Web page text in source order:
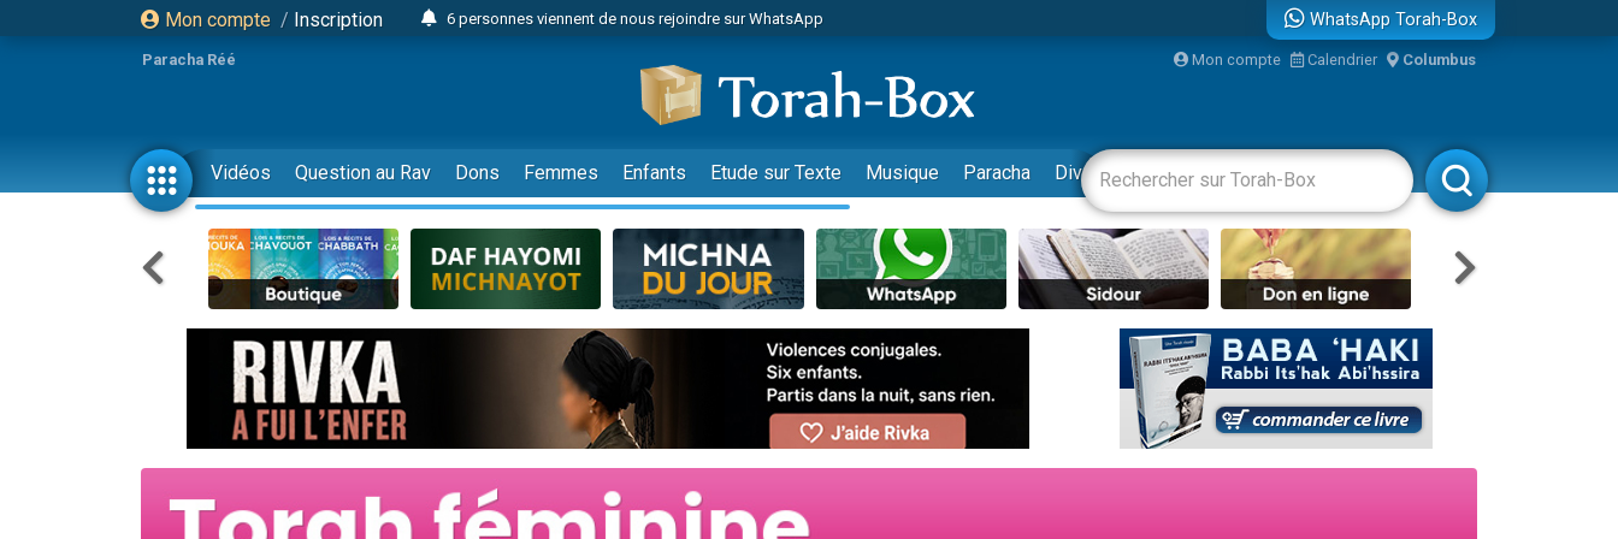
Mon compte / Inscription
6 personnes viennent de nous rejoindre sur WhatsApp
2 personnes viennent de faire un don pour 1 Journée de Vacances Pour les Enfants
17 personnes viennent de demander une bénédiction
4 personnes viennent de nous rejoindre sur WhatsApp
Il reste 49 places pour étudier en groupe sur Zoom
23 personnes viennent de faire un don pour Diane, 80 ans, dans un appartement insalubre
Eva vient de donner son Maasser
4 personnes viennent de nous rejoindre sur WhatsApp
3 personnes viennent de nous rejoindre sur WhatsApp
3 personnes viennent de faire un don pour 5 jours de vacances aux Orphelins
Odaya vient de donner son Maasser
13 personnes viennent de demander une bénédiction
2 personnes viennent de nous rejoindre sur WhatsApp
30 personnes viennent de faire un don pour Sauvez la jambe de Yohan
WhatsApp Torah-Box
Paracha Réé Mon compte Calendrier Columbus
Vidéos Question au Rav Dons Femmes Enfants Etude sur Texte Musique Paracha Divertissements Livres Rabbanim